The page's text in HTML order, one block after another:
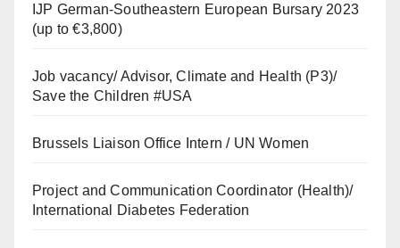
IJP German-Southeastern European Bursary 2023
(up to €3,800)
Job vacancy/ Advisor, Climate and Health (P3)/
Save the Children #USA
Brussels Liaison Office Intern / UN Women
Project and Communication Coordinator (Health)/
International Diabetes Federation